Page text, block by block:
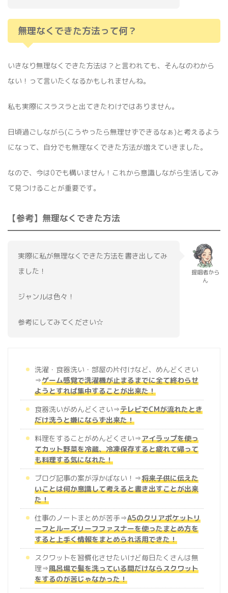
無理なくできた方法って何？
いきなり無理なくできた方法は？と言われても、そんなのわから
ない！って言いたくなるかもしれませんね。
私も実際にスラスラと出てきたわけではありません。
日頃過ごしながら(こうやったら無理せずできるなぁ)と考えるよう
になって、自分でも無理なくできた方法が増えていきました。
なので、今は0でも構いません！これから意識しながら生活してみ
て見つけることが重要です。
【参考】無理なくできた方法
実際に私が無理なくできた方法を書き出してみ
ました！
ジャンルは色々！
参考にしてみてください☆
提唱者から
ん
洗濯・食器洗い・部屋の片付けなど、めんどくさい
⇒ゲーム感覚で洗濯機が止まるまでに全て終わらせ
ようとすれば集中することが出来た！
食器洗いがめんどくさい⇒テレビでCMが流れたとき
だけ洗うと嫌にならず出来た！
料理をすることがめんどくさい⇒アイラップを使っ
てカット野菜を冷蔵、冷凍保存すると疲れて帰って
も料理する気になれた！
ブログ記事の案が浮かばない！⇒将来子供に伝えた
いことは何か意識して考えると書き出すことが出来
た！
仕事のノートまとめが苦手⇒A5のクリアポケットリ
ーフとルーズリーフファスナーを使ったまとめ方を
すると上手く情報をまとめられ活用できた！
スクワットを習慣化させたいけど毎日たくさんは無
理⇒風呂場で髪を洗っている間だけならスクワット
をするのが苦じゃなかった！